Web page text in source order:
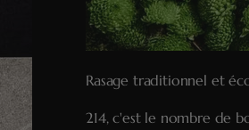
Rasage traditionnel et
214, c'est le nombre de